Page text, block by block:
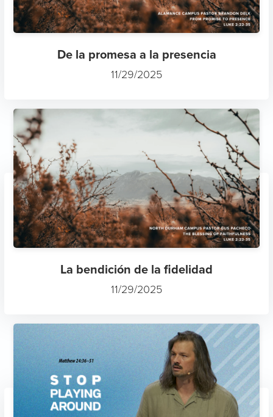
De la promesa a la presencia
11/29/2025
La bendición de la fidelidad
11/29/2025